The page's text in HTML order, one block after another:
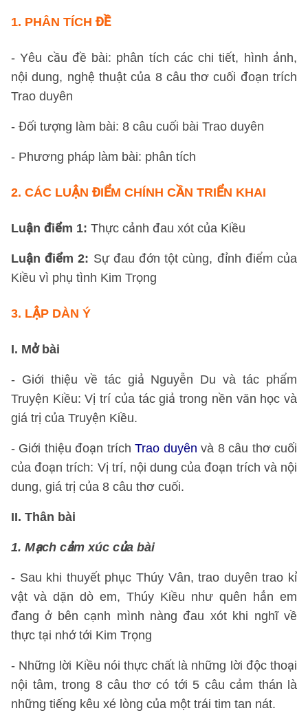
1. PHÂN TÍCH ĐỀ
- Yêu cầu đề bài: phân tích các chi tiết, hình ảnh,
nội dung, nghệ thuật của 8 câu thơ cuối đoạn trích
Trao duyên
- Đối tượng làm bài: 8 câu cuối bài Trao duyên
- Phương pháp làm bài: phân tích
2. CÁC LUẬN ĐIỂM CHÍNH CẦN TRIỂN KHAI
Luận điểm 1: Thực cảnh đau xót của Kiều
Luận điểm 2: Sự đau đớn tột cùng, đỉnh điểm của
Kiều vì phụ tình Kim Trọng
3. LẬP DÀN Ý
I. Mở bài
- Giới thiệu về tác giả Nguyễn Du và tác phẩm
Truyện Kiều: Vị trí của tác giả trong nền văn học và
giá trị của Truyện Kiều.
- Giới thiệu đoạn tríchTrao duyên và 8 câu thơ cuối
của đoạn trích: Vị trí, nội dung của đoạn trích và nội
dung, giá trị của 8 câu thơ cuối.
II. Thân bài
1. Mạch cảm xúc của bài
- Sau khi thuyết phục Thúy Vân, trao duyên trao kỉ
vật và dặn dò em, Thúy Kiều như quên hẳn em
đang ở bên cạnh mình nàng đau xót khi nghĩ về
thực tại nhớ tới Kim Trọng
- Những lời Kiều nói thực chất là những lời độc thoại
nội tâm, trong 8 câu thơ có tới 5 câu cảm thán là
những tiếng kêu xé lòng của một trái tim tan nát.